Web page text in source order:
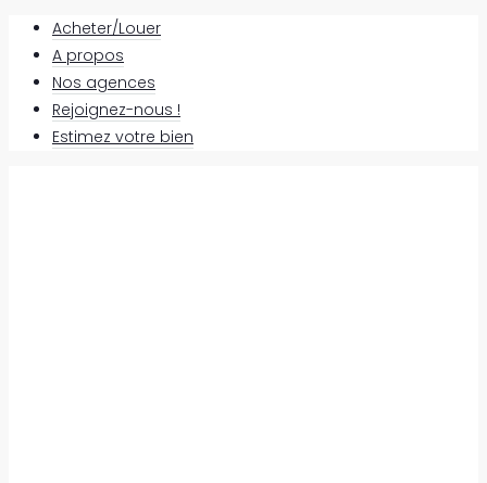
Acheter/Louer
A propos
Nos agences
Rejoignez-nous !
Estimez votre bien